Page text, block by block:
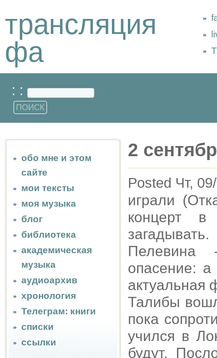
трансляция
фа
: :
обо мне и этом
сайте
мои тексты
моя музыка
блог
библиотека
академическая
музыка
аудиоархив
хронология
Телеграм: книги
списки
ссылки
2
Posted Чт,
играли
концерт
Пелевина
опасение: а
актуальная
Талибы
пока
учился в
будут.